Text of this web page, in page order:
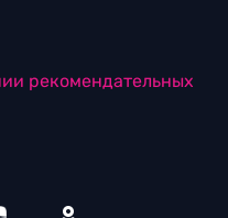
рекомендательных